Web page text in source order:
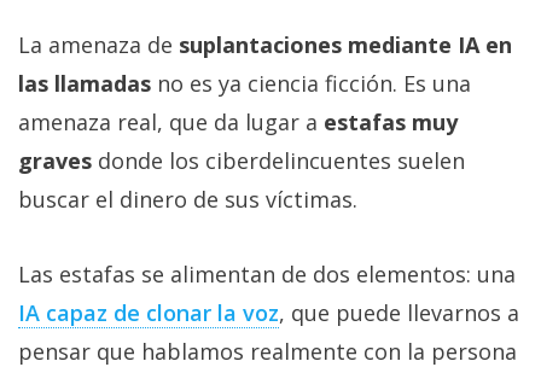
La amenaza de suplantaciones mediante IA en
las llamadas no es ya ciencia ficción. Es una
amenaza real, que da lugar a estafas muy
graves donde los ciberdelincuentes suelen
buscar el dinero de sus víctimas.
Las estafas se alimentan de dos elementos: una
IA capaz de clonar la voz‎, que puede llevarnos a
pensar que hablamos realmente con la persona